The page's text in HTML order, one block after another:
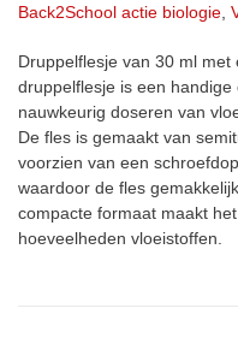
Back2School actie biologie
Druppelflesje van 30 ml
druppelflesje is een
nauwkeurig doseren van
De fles is gemaakt van
voorzien van een
waardoor de fles
compacte formaat maakt
hoeveelheden vloeistoffen.